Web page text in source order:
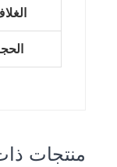
منتجات